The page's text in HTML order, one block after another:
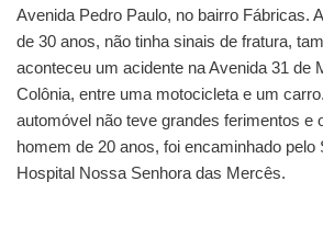
Avenida Pedro Paulo, no bairro Fábricas.
de 30 anos, não tinha sinais de fratura,
aconteceu um acidente na Avenida 31 de
Colônia, entre uma motocicleta e um
automóvel não teve grandes ferimentos e
homem de 20 anos, foi encaminhado pelo
Hospital Nossa Senhora das Mercês.